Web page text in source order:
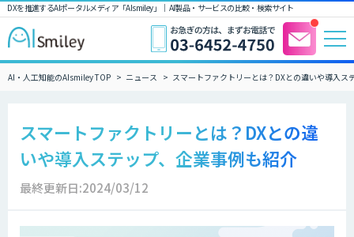
DXを推進するAIポータルメディア「AIsmiley」｜ AI製品・サービスの比較・検索サイト
AI・人工知能のAIsmiley TOP ニュース スマートファクトリーとは？DXとの違いや導入ス
スマートファクトリーとは？DXとの違
いや導入ステップ、企業事例も紹介
最終更新日:2024/03/12